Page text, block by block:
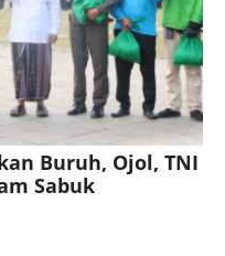
Buruh, Ojol, TNI
Sabuk